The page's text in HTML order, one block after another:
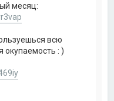
месяц:
всю
окупаемость : )